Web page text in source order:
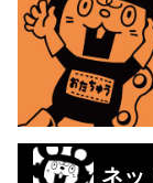
ネッ